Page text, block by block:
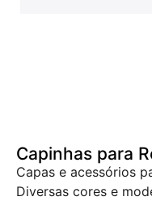
Capinhas para
Capas e acessórios
Diversas cores e